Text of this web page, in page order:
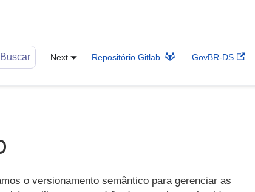
Buscar Next Repositório Gitlab GovBR-DS
o versionamento semântico para gerenciar as